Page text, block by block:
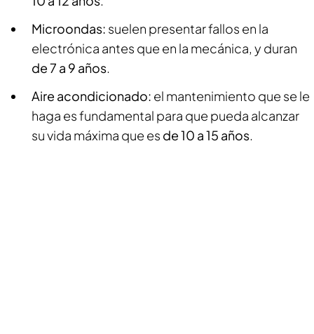
Microondas: suelen presentar fallos en la
electrónica antes que en la mecánica, y duran
de 7 a 9 años.
Aire acondicionado: el mantenimiento que se le
haga es fundamental para que pueda alcanzar
su vida máxima que es de 10 a 15 años.